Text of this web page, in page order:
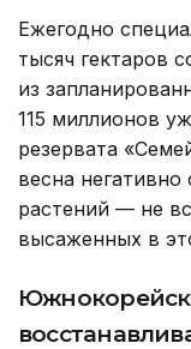
Ежегодно
тысяч гектаров
из
115 миллионов
резервата
весна
растений — не
высаженных в